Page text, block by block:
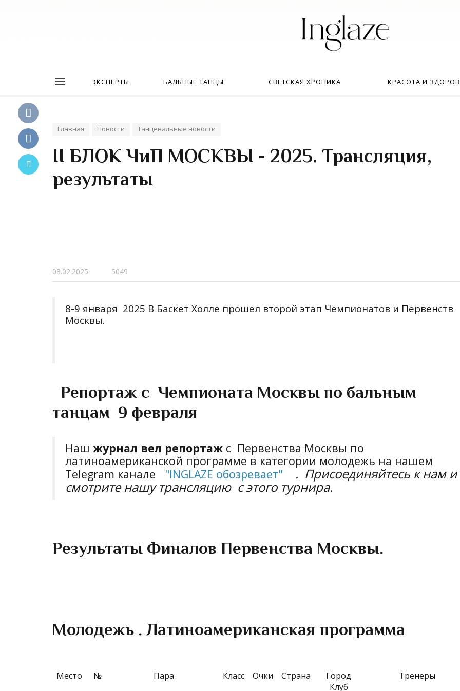
ЭКСПЕРТЫ БАЛЬНЫЕ ТАНЦЫ СВЕТСКАЯ ХРОНИКА КРАСОТА И
Главная Новости Танцевальные новости
II БЛОК ЧиП МОСКВЫ - 2025. Трансляция,
результаты
08.02.2025 5049
8-9 января 2025 В Баскет Холле прошел второй этап Чемпионатов и Первенств
Москвы.
Репортаж с Чемпионата Москвы по бальным
танцам 9 февраля
Наш журнал вел репортаж с Первенства Моcквы по
латиноамериканской программе в категории молодежь на нашем
Telegram канале "INGLAZE обозревает" . Присоединяйтесь к нам и
смотрите нашу трансляцию с этого турнира.
Результаты Финалов Первенства Москвы.
Молодежь . Латиноамериканская программа
Место № Пара Класс Очки Страна
Город
Клуб
Тренеры